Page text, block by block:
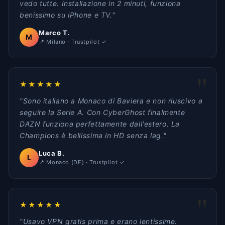
vedo tutte. Installazione in 2 minuti, funziona
benissimo su iPhone e TV."
M Marco T.
📍 Milano · Trustpilot ✓
★★★★★
"Sono italiano a Monaco di Baviera e non riuscivo a
seguire la Serie A. Con CyberGhost finalmente
DAZN funziona perfettamente dall'estero. La
Champions è bellissima in HD senza lag."
L Luca B.
📍 Monaco (DE) · Trustpilot ✓
★★★★★
"Usavo VPN gratis prima e erano lentissime.